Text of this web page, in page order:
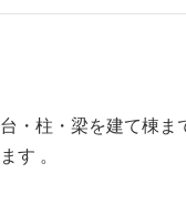
・柱・梁を建て棟ま
す 。